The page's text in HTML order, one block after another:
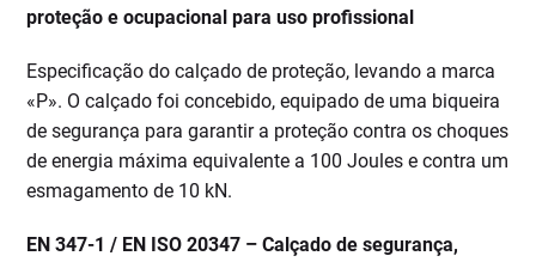
proteção e ocupacional para uso profissional
Especificação do calçado de proteção, levando a marca
«P». O calçado foi concebido, equipado de uma biqueira
de segurança para garantir a proteção contra os choques
de energia máxima equivalente a 100 Joules e contra um
esmagamento de 10 kN.
EN 347-1 / EN ISO 20347 – Calçado de segurança,